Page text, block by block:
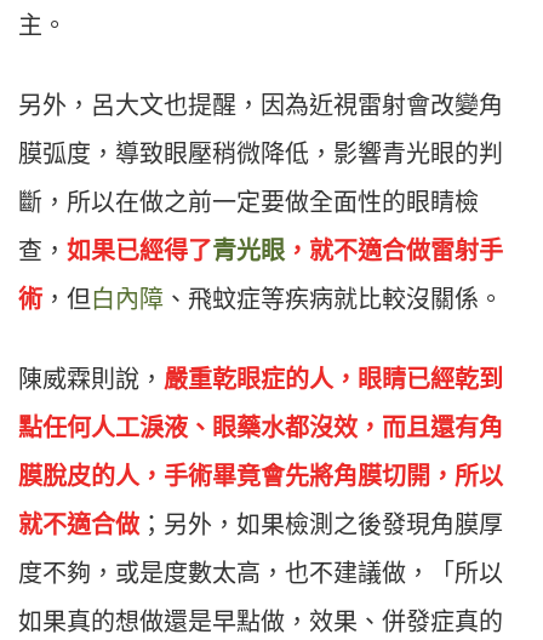
主。
另外，呂大文也提醒，因為近視雷射會改變角
膜弧度，導致眼壓稍微降低，影響青光眼的判
斷，所以在做之前一定要做全面性的眼睛檢
查， 如果已經得了青光眼 ，就不適合做雷射手
術 ，但白內障 、飛蚊症等疾病就比較沒關係。
陳威霖則說， 嚴重乾眼症的人，眼睛已經乾到
點任何人工淚液、眼藥水都沒效，而且還有角
膜脫皮的人，手術畢竟會先將角膜切開，所以
就不適合做 ；另外，如果檢測之後發現角膜厚
度不夠，或是度數太高，也不建議做，「所以
如果真的想做還是早點做，效果、併發症真的